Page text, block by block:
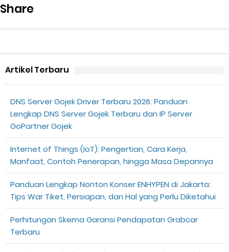
Share
Artikel Terbaru
DNS Server Gojek Driver Terbaru 2026: Panduan
Lengkap DNS Server Gojek Terbaru dan IP Server
GoPartner Gojek
Internet of Things (IoT): Pengertian, Cara Kerja,
Manfaat, Contoh Penerapan, hingga Masa Depannya
Panduan Lengkap Nonton Konser ENHYPEN di Jakarta:
Tips War Tiket, Persiapan, dan Hal yang Perlu Diketahui
Perhitungan Skema Garansi Pendapatan Grabcar
Terbaru